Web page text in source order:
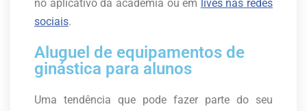
no aplicativo da academia ou em lives nas redes
sociais.
Aluguel de equipamentos de
ginástica para alunos
Uma tendência que pode fazer parte do seu